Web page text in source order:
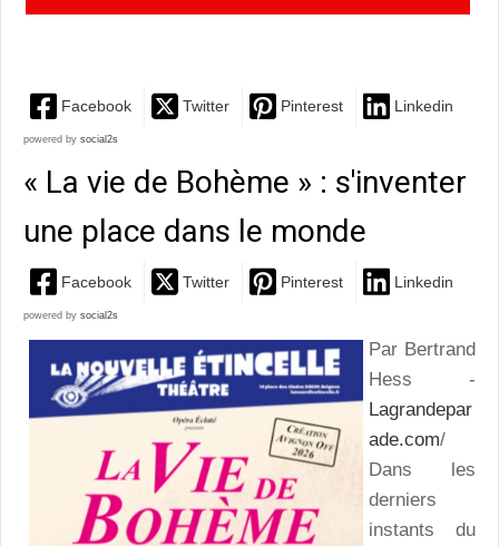
Facebook Twitter Pinterest Linkedin
powered by social2s
« La vie de Bohème » : s'inventer
une place dans le monde
Facebook Twitter Pinterest Linkedin
powered by social2s
Par Bertrand
Hess -
Lagrandepar
ade.com/
Dans les
derniers
instants du